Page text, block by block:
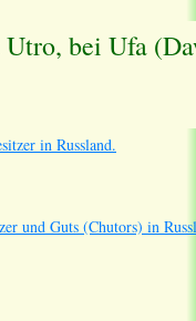
bei Ufa
in Russland.
und Guts (Chutors) in